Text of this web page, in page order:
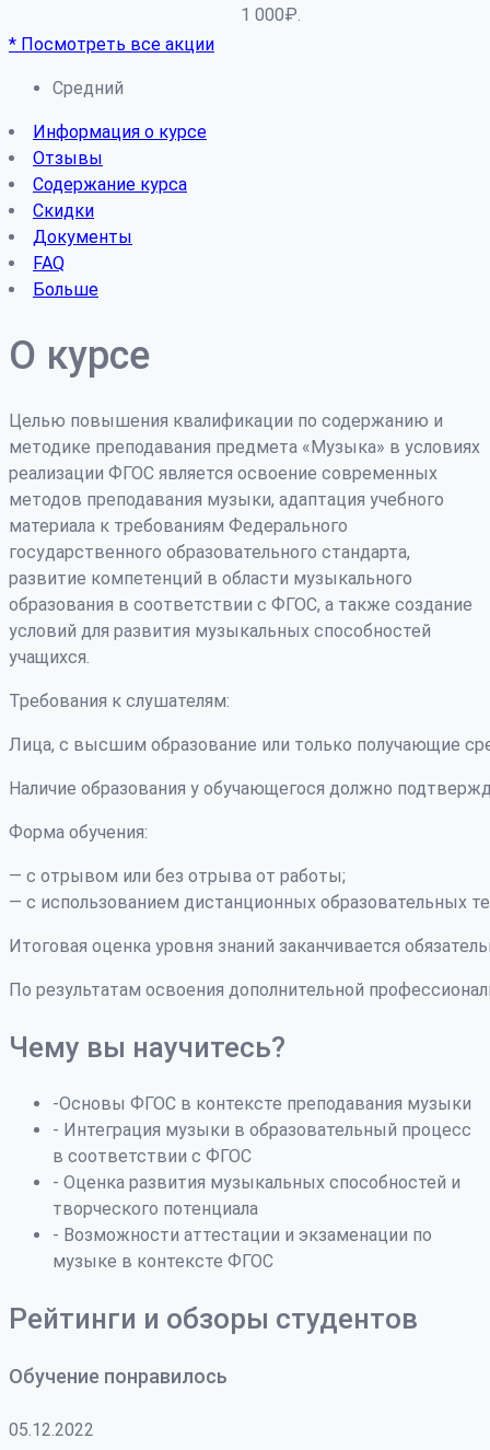
1 000₽.
* Посмотреть все акции
Средний
Информация о курсе
Отзывы
Содержание курса
Скидки
Документы
FAQ
Больше
О курсе
Целью повышения квалификации по содержанию и
методике преподавания предмета «Музыка» в условиях
реализации ФГОС является освоение современных
методов преподавания музыки, адаптация учебного
материала к требованиям Федерального
государственного образовательного стандарта,
развитие компетенций в области музыкального
образования в соответствии с ФГОС, а также создание
условий для развития музыкальных способностей
учащихся.
Требования к слушателям:
Лица, с высшим образование или только получающие
Наличие образования у обучающегося должно
Форма обучения:
— с отрывом или без отрыва от работы;
— с использованием дистанционных образовательных
Итоговая оценка уровня знаний заканчивается
По результатам освоения дополнительной
Чему вы научитесь?
-Основы ФГОС в контексте преподавания музыки
- Интеграция музыки в образовательный процесс
в соответствии с ФГОС
- Оценка развития музыкальных способностей и
творческого потенциала
- Возможности аттестации и экзаменации по
музыке в контексте ФГОС
Рейтинги и обзоры студентов
Обучение понравилось
05.12.2022